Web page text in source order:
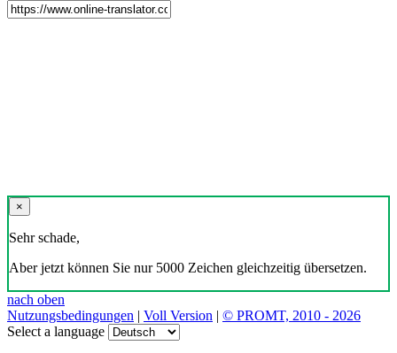
×
Sehr schade,
Aber jetzt können Sie nur 5000 Zeichen gleichzeitig übersetzen.
nach oben
Nutzungsbedingungen | Voll Version | © PROMT, 2010 - 2026
Select a language